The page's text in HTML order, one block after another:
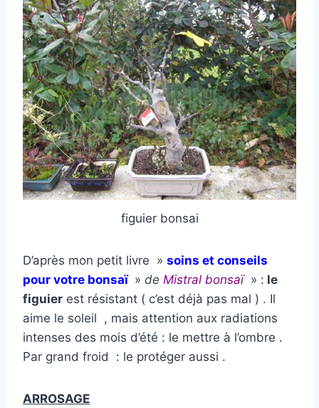
figuier bonsai
D’après mon petit livre » soins et conseils
pour votre bonsaï » de Mistral bonsaï » : le
figuier est résistant ( c’est déjà pas mal ) . Il
aime le soleil , mais attention aux radiations
intenses des mois d’été : le mettre à l’ombre .
Par grand froid : le protéger aussi .
ARROSAGE